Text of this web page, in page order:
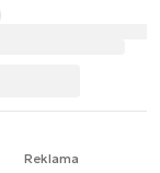
Reklama